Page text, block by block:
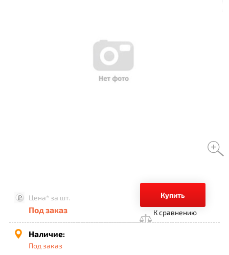
Купить
Цена* за шт.
Под заказ К сравнению
Наличие:
Под заказ